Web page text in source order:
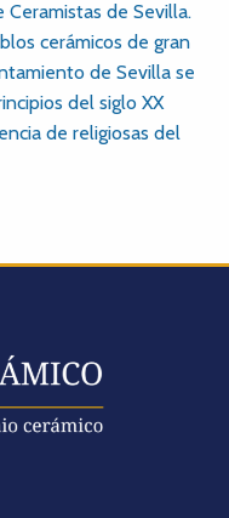
de Sevilla.
cerámicos de gran
de Sevilla se
del siglo XX
de religiosas del